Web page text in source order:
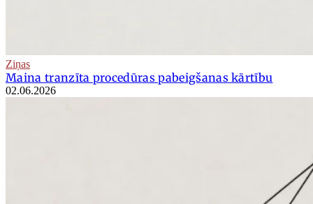
Ziņas
Maina tranzīta procedūras pabeigšanas kārtību
02.06.2026